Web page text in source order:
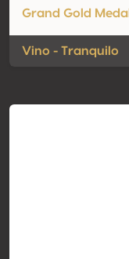
Grand Gold Medal
Vino - Tranquilo